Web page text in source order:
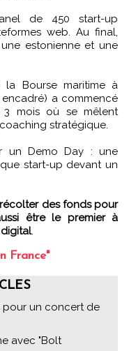
de 450 start-up
web. Au final,
estonienne et une
Bourse maritime à
a commencé
3 mois où se mêlent
stratégique.
un Demo Day : une
start-up devant un
des fonds pour
être le premier à
.
France"
pour un concert de
avec "Bolt